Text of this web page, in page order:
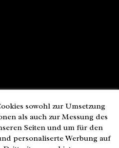
sowohl zur Umsetzung
als auch zur Messung des
Seiten und um für den
personaliserte Werbung auf